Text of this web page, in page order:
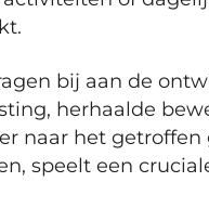
bij aan de
herhaalde
naar het getroffen
speelt een